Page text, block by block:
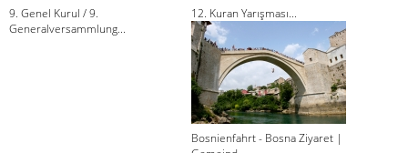
9. Genel Kurul / 9.
Generalversammlung...
12. Kuran Yarışması...
Bosnienfahrt - Bosna Ziyaret |